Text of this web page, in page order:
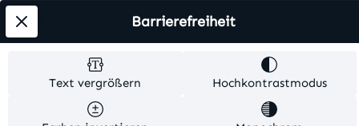
Herstellerangaben und ohne Gewähr.
© 2026 MKV24 – Alle Rechte vorbehalten. Theme by
Text vergrößern Hochkontrastmodus
Barrierefreiheit